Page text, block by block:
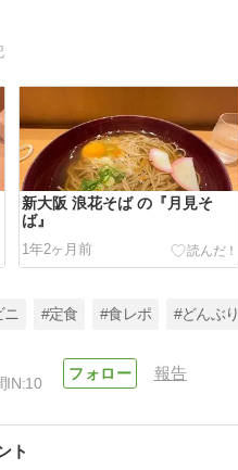
新大阪 浪花そば の『月見そ
ば』
1年2ヶ月前
#定食 #食レポ #どんぶり
IN:10
報告
ト